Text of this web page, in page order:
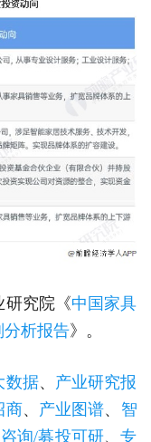
研究院《中国家具
析报告》。
数据、 产业研究报
商、 产业图谱、 智
询/募投可研、专